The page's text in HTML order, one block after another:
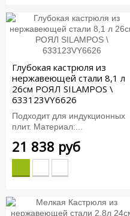
Глубокая кастрюля из
нержавеющей стали 8,1 л
26см РОЯЛ SILAMPOS \
633123VY6626
Подходит для индукционных
плит. Материал:...
21 838 руб